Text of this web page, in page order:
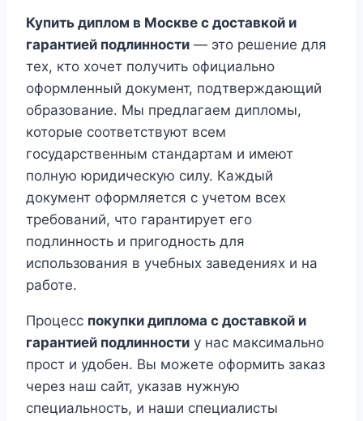
Купить диплом в Москве с доставкой и
гарантией подлинности — это решение для
тех, кто хочет получить официально
оформленный документ, подтверждающий
образование. Мы предлагаем дипломы,
которые соответствуют всем
государственным стандартам и имеют
полную юридическую силу. Каждый
документ оформляется с учетом всех
требований, что гарантирует его
подлинность и пригодность для
использования в учебных заведениях и на
работе.
Процесс покупки диплома с доставкой и
гарантией подлинности у нас максимально
прост и удобен. Вы можете оформить заказ
через наш сайт, указав нужную
специальность, и наши специалисты